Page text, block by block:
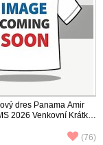
dres Panama Amir
2026 Venkovní Krátký
(76)